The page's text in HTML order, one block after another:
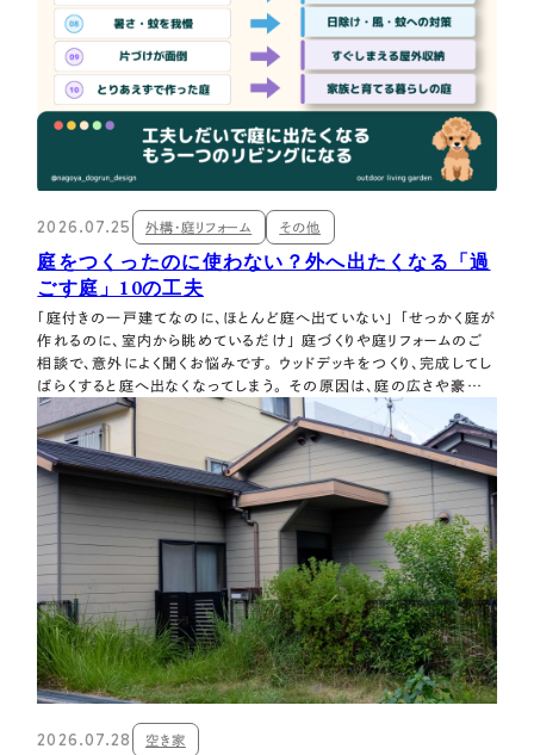
2026.07.25 外構・庭リフォーム その他
庭をつくったのに使わない？外へ出たくなる「過
ごす庭」10の工夫
「庭付きの一戸建てなのに、ほとんど庭へ出ていない」 「せっかく庭が
作れるのに、室内から眺めているだけ」 庭づくりや庭リフォームのご
相談で、意外によく聞くお悩みです。 ウッドデッキをつくり、完成してし
ばらくすると庭へ出なくなってしまう。 その原因は、庭の広さや豪華さ
だけではなく 庭に出ようとしたときの「直射日光」「人目が気になる」
「座るところがない」「準備や片づけが面倒」といった、小さな不快や
面…
2026.07.28 空き家